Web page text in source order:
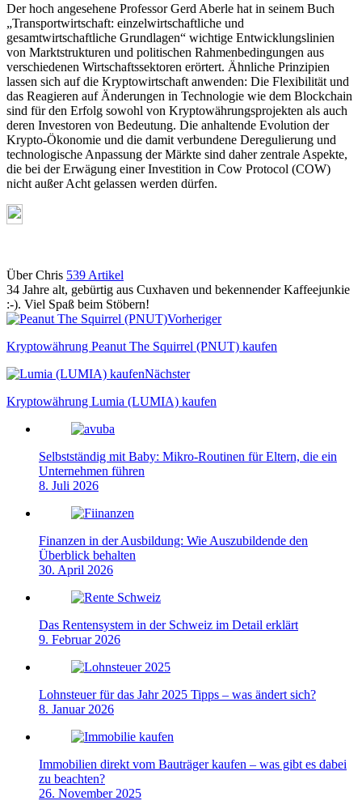
Der hoch angesehene Professor Gerd Aberle hat in seinem Buch
„Transportwirtschaft: einzelwirtschaftliche und
gesamtwirtschaftliche Grundlagen“ wichtige Entwicklungslinien
von Marktstrukturen und politischen Rahmenbedingungen aus
verschiedenen Wirtschaftssektoren erörtert. Ähnliche Prinzipien
lassen sich auf die Kryptowirtschaft anwenden: Die Flexibilität und
das Reagieren auf Änderungen in Technologie wie dem Blockchain
sind für den Erfolg sowohl von Kryptowährungsprojekten als auch
deren Investoren von Bedeutung. Die anhaltende Evolution der
Krypto-Ökonomie und die damit verbundene Deregulierung und
technologische Anpassung der Märkte sind daher zentrale Aspekte,
die bei der Erwägung einer Investition in Cow Protocol (COW)
nicht außer Acht gelassen werden dürfen.
Über Chris 539 Artikel
34 Jahre alt, gebürtig aus Cuxhaven und bekennender Kaffeejunkie
:-). Viel Spaß beim Stöbern!
Webseite
Vorheriger
Kryptowährung Peanut The Squirrel (PNUT) kaufen
Nächster
Kryptowährung Lumia (LUMIA) kaufen
Selbstständig mit Baby: Mikro-Routinen für Eltern, die ein
Unternehmen führen
8. Juli 2026
Finanzen in der Ausbildung: Wie Auszubildende den
Überblick behalten
30. April 2026
Das Rentensystem in der Schweiz im Detail erklärt
9. Februar 2026
Lohnsteuer für das Jahr 2025 Tipps – was ändert sich?
8. Januar 2026
Immobilien direkt vom Bauträger kaufen – was gibt es dabei
zu beachten?
26. November 2025